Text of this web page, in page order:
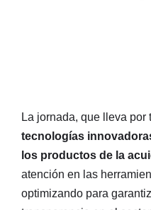
La jornada, que lleva por
tecnologías
los productos de la
atención en las
optimizando para